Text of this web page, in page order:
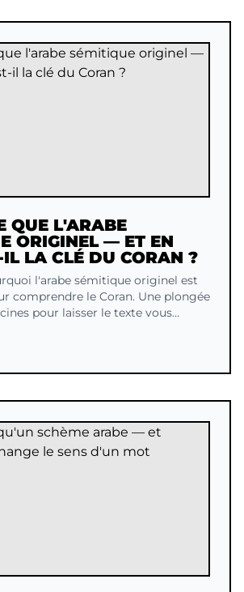
QUE L'ARABE
ORIGINEL — ET EN
IL LA CLÉ DU CORAN ?
l'arabe sémitique originel est
comprendre le Coran. Une plongée
pour laisser le texte vous